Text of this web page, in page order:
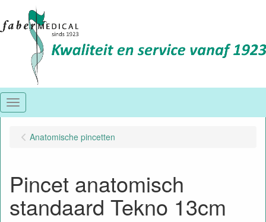
Menu
Anatomische pincetten
Pincet anatomisch
standaard Tekno 13cm